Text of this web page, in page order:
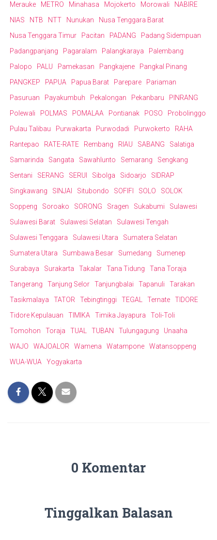
Merauke METRO Minahasa Mojokerto Morowali
NABIRE
NIAS
NTB NTT Nunukan
Nusa Tenggara Barat
Nusa Tenggara Timur
Pacitan PADANG
Padang Sidempuan
Padangpanjang
Pagaralam Palangkaraya
Palembang
Palopo
PALU Pamekasan Pangkajene
Pangkal Pinang
PANGKEP
PAPUA Papua Barat Parepare
Pariaman
Pasuruan
Payakumbuh Pekalongan Pekanbaru
PINRANG
Polewali
POLMAS POMALAA Pontianak POSO
Probolinggo
Pulau Talibau
Purwakarta Purwodadi Purwokerto
RAHA
Rantepao
RATE-RATE Rembang RIAU SABANG
Salatiga
Samarinda
Sangata Sawahlunto Semarang
Sengkang
Sentani
SERANG SERUI Sibolga Sidoarjo
SIDRAP
Singkawang
SINJAI Situbondo SOFIFI SOLO
SOLOK
Soppeng
Soroako SORONG Sragen Sukabumi
Sulawesi
Sulawesi Barat
Sulawesi Selatan
Sulawesi Tengah
Sulawesi Tenggara
Sulawesi Utara
Sumatera Selatan
Sumatera Utara
Sumbawa Besar Sumedang
Sumenep
Surabaya
Surakarta Takalar Tana Tidung
Tana Toraja
Tangerang
Tanjung Selor Tanjungbalai Tapanuli
Tarakan
Tasikmalaya
TATOR Tebingtinggi TEGAL Ternate
TIDORE
Tidore Kepulauan
TIMIKA Timika Jayapura
Toli-Toli
Tomohon
Toraja TUAL TUBAN Tulungagung
Unaaha
WAJO
WAJOALOR Wamena Watampone
Watansoppeng
WUA-WUA
Yogyakarta
0 Komentar
Tinggalkan Balasan